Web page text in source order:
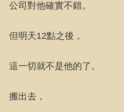
公司對他確實不錯。
但明天12點之後，
這一切就不是他的了。
搬出去，